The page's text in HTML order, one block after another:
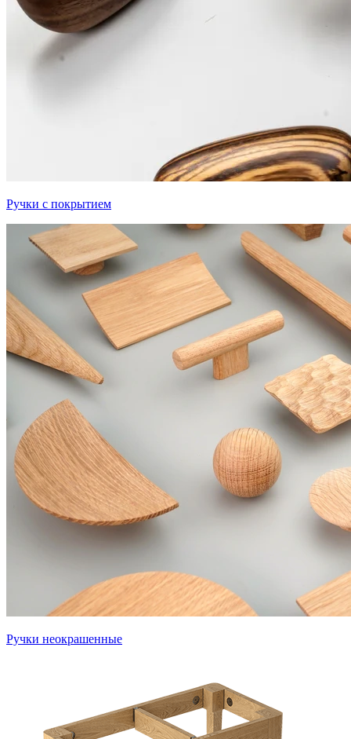
Ручки с покрытием
Ручки неокрашенные